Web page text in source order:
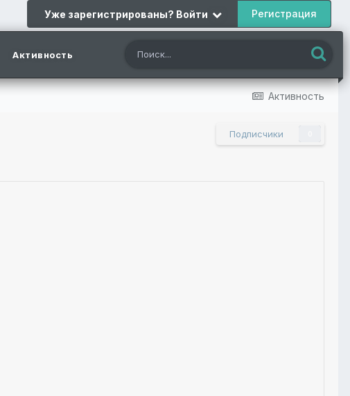
Уже зарегистрированы? Войти Регистрация
Активность
Активность
Подписчики